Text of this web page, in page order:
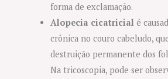
forma de exclamação.
Alopecia cicatricial é
crônica no couro cabeludo,
destruição permanente dos
Na tricoscopia, pode ser